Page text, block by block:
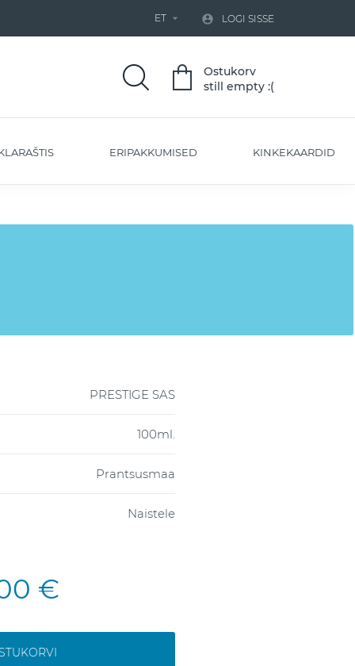
ET   LOGI SISSE
Ostukorv
still empty :(
ERIPAKKUMISED KINKEKAARDID
PRESTIGE SAS
100ml.
Prantsusmaa
Naistele
€